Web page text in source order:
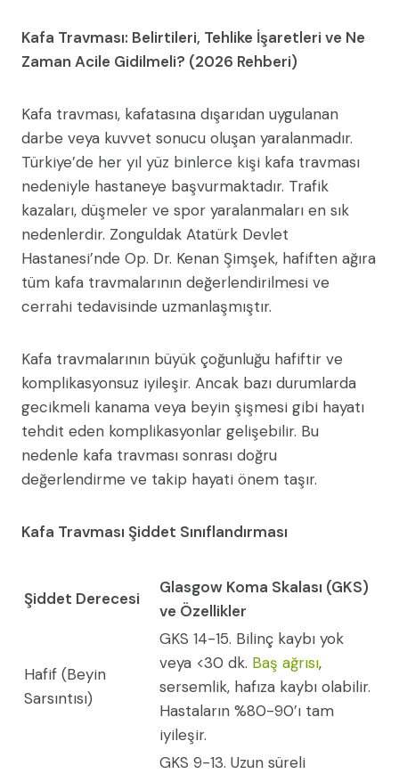
Kafa Travması: Belirtileri, Tehlike İşaretleri ve Ne
Zaman Acile Gidilmeli? (2026 Rehberi)
Kafa travması, kafatasına dışarıdan uygulanan
darbe veya kuvvet sonucu oluşan yaralanmadır.
Türkiye’de her yıl yüz binlerce kişi kafa travması
nedeniyle hastaneye başvurmaktadır. Trafik
kazaları, düşmeler ve spor yaralanmaları en sık
nedenlerdir. Zonguldak Atatürk Devlet
Hastanesi’nde Op. Dr. Kenan Şimşek, hafiften ağıra
tüm kafa travmalarının değerlendirilmesi ve
cerrahi tedavisinde uzmanlaşmıştır.
Kafa travmalarının büyük çoğunluğu hafiftir ve
komplikasyonsuz iyileşir. Ancak bazı durumlarda
gecikmeli kanama veya beyin şişmesi gibi hayatı
tehdit eden komplikasyonlar gelişebilir. Bu
nedenle kafa travması sonrası doğru
değerlendirme ve takip hayati önem taşır.
Kafa Travması Şiddet Sınıflandırması
Şiddet Derecesi
Glasgow Koma Skalası (GKS)
ve Özellikler
Hafif (Beyin
Sarsıntısı)
GKS 14-15. Bilinç kaybı yok
veya <30 dk. Baş ağrısı,
sersemlik, hafıza kaybı olabilir.
Hastaların %80-90’ı tam
iyileşir.
GKS 9-13. Uzun süreli